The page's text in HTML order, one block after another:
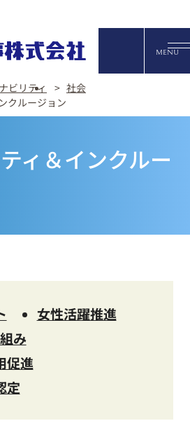
English
・お問い合わせ
オンラ
MENU
ビリティ
社会
クルージョン
ィ＆インクルー
女性活躍推進
み
促進
定